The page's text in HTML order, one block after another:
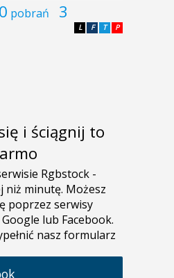
pobrań 3
P
T
F
L
i ściągnij to